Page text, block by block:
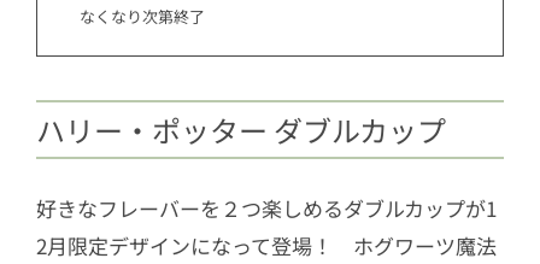
なくなり次第終了
ハリー・ポッター ダブルカップ
好きなフレーバーを２つ楽しめるダブルカップが1
2月限定デザインになって登場！ ホグワーツ魔法